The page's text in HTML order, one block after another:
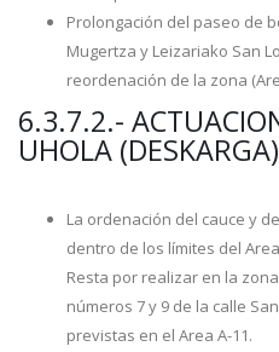
Prolongación del paseo de
Mugertza y Leizariako San
reordenación de la zona
6.3.7.2.-
UHOLA
La ordenación del cauce y
dentro de los límites del
Resta por realizar en la
números 7 y 9 de la calle
previstas en el Area A-11.